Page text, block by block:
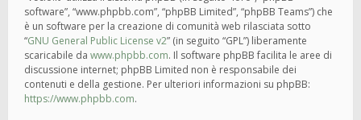
software”, “www.phpbb.com”, “phpBB Limited”, “phpBB Teams”) che
è un software per la creazione di comunità web rilasciata sotto
“GNU General Public License v2” (in seguito “GPL”) liberamente
scaricabile da www.phpbb.com. Il software phpBB facilita le aree di
discussione internet; phpBB Limited non è responsabile dei
contenuti e della gestione. Per ulteriori informazioni su phpBB:
https://www.phpbb.com.